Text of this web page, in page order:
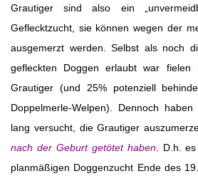
Grautiger sind also ein
Geflecktzucht, sie können wegen der
ausgemerzt werden. Selbst als noch
gefleckten Doggen erlaubt war fielen
Grautiger (und 25% potenziell
Doppelmerle-Welpen). Dennoch
lang versucht, die Grautiger
nach der Geburt getötet haben. D.h.
planmäßigen Doggenzucht Ende des